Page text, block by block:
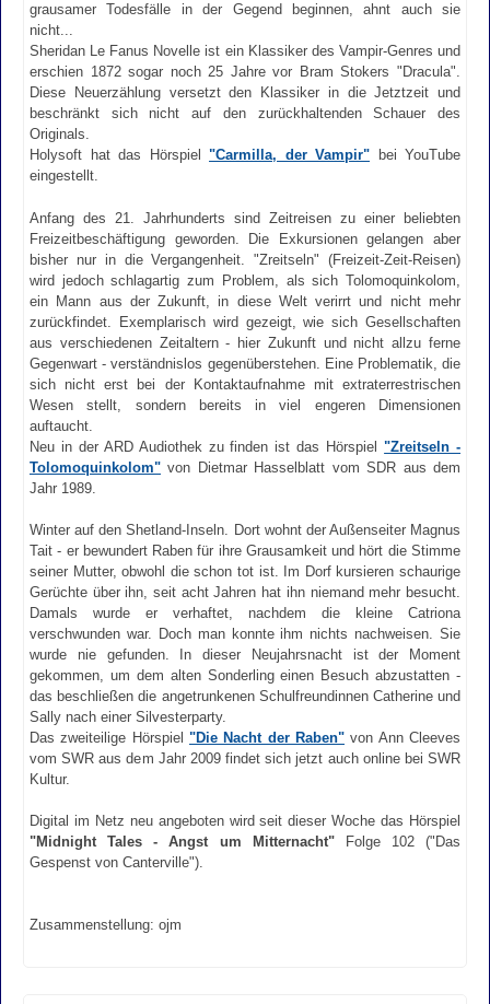
grausamer Todesfälle in der Gegend beginnen, ahnt auch sie
nicht...
Sheridan Le Fanus Novelle ist ein Klassiker des Vampir-Genres und
erschien 1872 sogar noch 25 Jahre vor Bram Stokers "Dracula".
Diese Neuerzählung versetzt den Klassiker in die Jetztzeit und
beschränkt sich nicht auf den zurückhaltenden Schauer des
Originals.
Holysoft hat das Hörspiel "Carmilla, der Vampir" bei YouTube
eingestellt.
Anfang des 21. Jahrhunderts sind Zeitreisen zu einer beliebten
Freizeitbeschäftigung geworden. Die Exkursionen gelangen aber
bisher nur in die Vergangenheit. "Zreitseln" (Freizeit-Zeit-Reisen)
wird jedoch schlagartig zum Problem, als sich Tolomoquinkolom,
ein Mann aus der Zukunft, in diese Welt verirrt und nicht mehr
zurückfindet. Exemplarisch wird gezeigt, wie sich Gesellschaften
aus verschiedenen Zeitaltern - hier Zukunft und nicht allzu ferne
Gegenwart - verständnislos gegenüberstehen. Eine Problematik, die
sich nicht erst bei der Kontaktaufnahme mit extraterrestrischen
Wesen stellt, sondern bereits in viel engeren Dimensionen
auftaucht.
Neu in der ARD Audiothek zu finden ist das Hörspiel"Zreitseln -
Tolomoquinkolom" von Dietmar Hasselblatt vom SDR aus dem
Jahr 1989.
Winter auf den Shetland-Inseln. Dort wohnt der Außenseiter Magnus
Tait - er bewundert Raben für ihre Grausamkeit und hört die Stimme
seiner Mutter, obwohl die schon tot ist. Im Dorf kursieren schaurige
Gerüchte über ihn, seit acht Jahren hat ihn niemand mehr besucht.
Damals wurde er verhaftet, nachdem die kleine Catriona
verschwunden war. Doch man konnte ihm nichts nachweisen. Sie
wurde nie gefunden. In dieser Neujahrsnacht ist der Moment
gekommen, um dem alten Sonderling einen Besuch abzustatten -
das beschließen die angetrunkenen Schulfreundinnen Catherine und
Sally nach einer Silvesterparty.
Das zweiteilige Hörspiel "Die Nacht der Raben" von Ann Cleeves
vom SWR aus dem Jahr 2009 findet sich jetzt auch online bei SWR
Kultur.
Digital im Netz neu angeboten wird seit dieser Woche das Hörspiel
"Midnight Tales - Angst um Mitternacht"Folge 102 ("Das
Gespenst von Canterville").
Zusammenstellung: ojm